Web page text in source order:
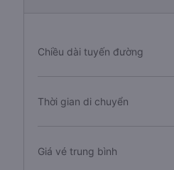
Chiều dài tuyến đường
Thời gian di chuyển
Giá vé trung bình